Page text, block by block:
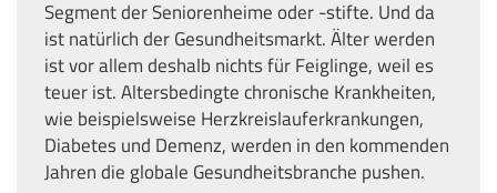
Segment der Seniorenheime oder -stifte. Und da
ist natürlich der Gesundheitsmarkt. Älter werden
ist vor allem deshalb nichts für Feiglinge, weil es
teuer ist. Altersbedingte chronische Krankheiten,
wie beispielsweise Herzkreislauferkrankungen,
Diabetes und Demenz, werden in den kommenden
Jahren die globale Gesundheitsbranche pushen.